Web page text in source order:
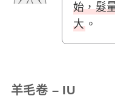
始，髮
大 。
羊毛卷 – IU